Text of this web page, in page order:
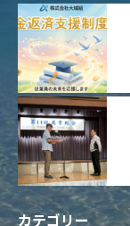
カテゴリー